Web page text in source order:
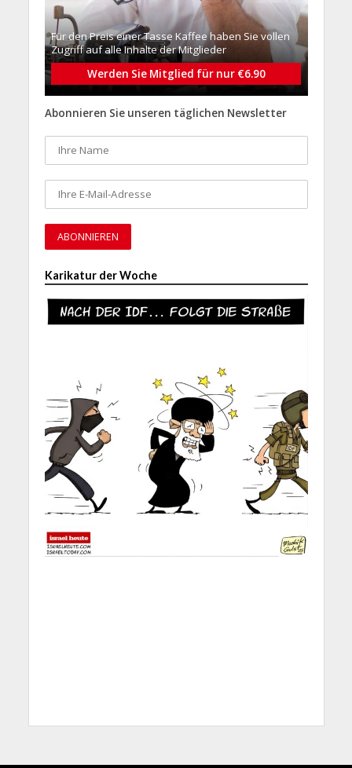
Für den Preis einer Tasse Kaffee haben Sie vollen
Zugriff auf alle Inhalte der Mitglieder
Werden Sie Mitglied für nur €6.90
Abonnieren Sie unseren täglichen Newsletter
Karikatur der Woche